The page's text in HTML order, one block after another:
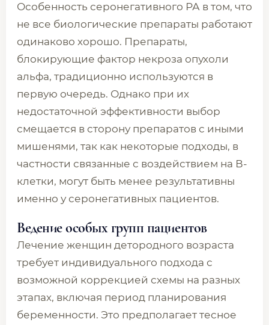
Особенность серонегативного РА в том, что
не все биологические препараты работают
одинаково хорошо. Препараты,
блокирующие фактор некроза опухоли
альфа, традиционно используются в
первую очередь. Однако при их
недостаточной эффективности выбор
смещается в сторону препаратов с иными
мишенями, так как некоторые подходы, в
частности связанные с воздействием на В-
клетки, могут быть менее результативны
именно у серонегативных пациентов.
Ведение особых групп пациентов
Лечение женщин детородного возраста
требует индивидуального подхода с
возможной коррекцией схемы на разных
этапах, включая период планирования
беременности. Это предполагает тесное